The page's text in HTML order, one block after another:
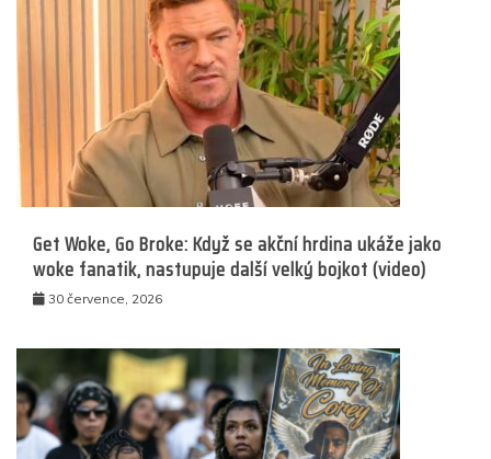
Get Woke, Go Broke: Když se akční hrdina ukáže jako
woke fanatik, nastupuje další velký bojkot (video)
30 července, 2026